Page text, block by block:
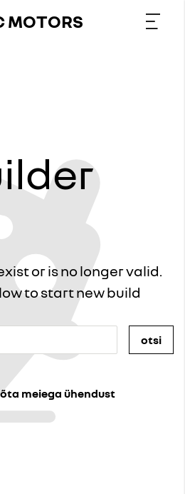
MOTORS
or is no longer valid.
to start new build
otsi
meiega ühendust